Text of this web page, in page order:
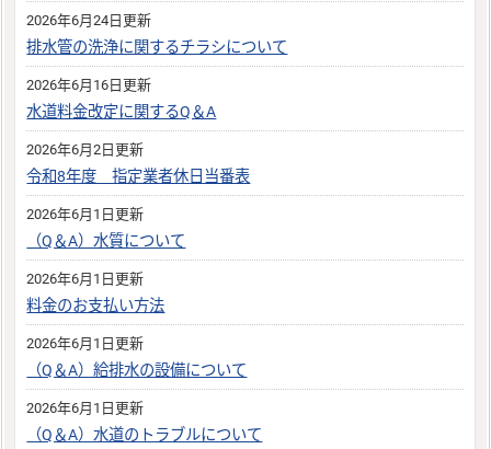
2026年6月24日更新
排水管の洗浄に関するチラシについて
2026年6月16日更新
水道料金改定に関するQ＆A
2026年6月2日更新
令和8年度 指定業者休日当番表
2026年6月1日更新
（Q＆A）水質について
2026年6月1日更新
料金のお支払い方法
2026年6月1日更新
（Q＆A）給排水の設備について
2026年6月1日更新
（Q＆A）水道のトラブルについて